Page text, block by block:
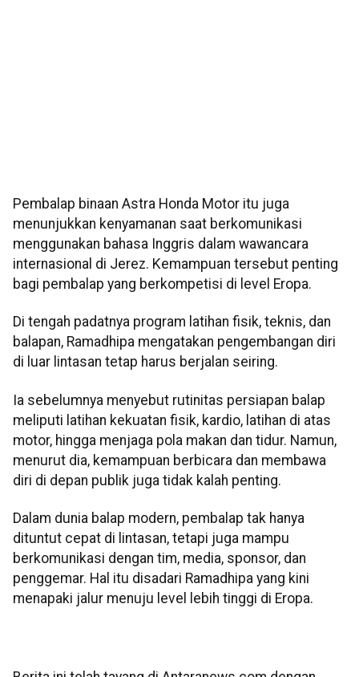
Pembalap binaan Astra Honda Motor itu juga
menunjukkan kenyamanan saat berkomunikasi
menggunakan bahasa Inggris dalam wawancara
internasional di Jerez. Kemampuan tersebut penting
bagi pembalap yang berkompetisi di level Eropa.
Di tengah padatnya program latihan fisik, teknis, dan
balapan, Ramadhipa mengatakan pengembangan diri
di luar lintasan tetap harus berjalan seiring.
Ia sebelumnya menyebut rutinitas persiapan balap
meliputi latihan kekuatan fisik, kardio, latihan di atas
motor, hingga menjaga pola makan dan tidur. Namun,
menurut dia, kemampuan berbicara dan membawa
diri di depan publik juga tidak kalah penting.
Dalam dunia balap modern, pembalap tak hanya
dituntut cepat di lintasan, tetapi juga mampu
berkomunikasi dengan tim, media, sponsor, dan
penggemar. Hal itu disadari Ramadhipa yang kini
menapaki jalur menuju level lebih tinggi di Eropa.